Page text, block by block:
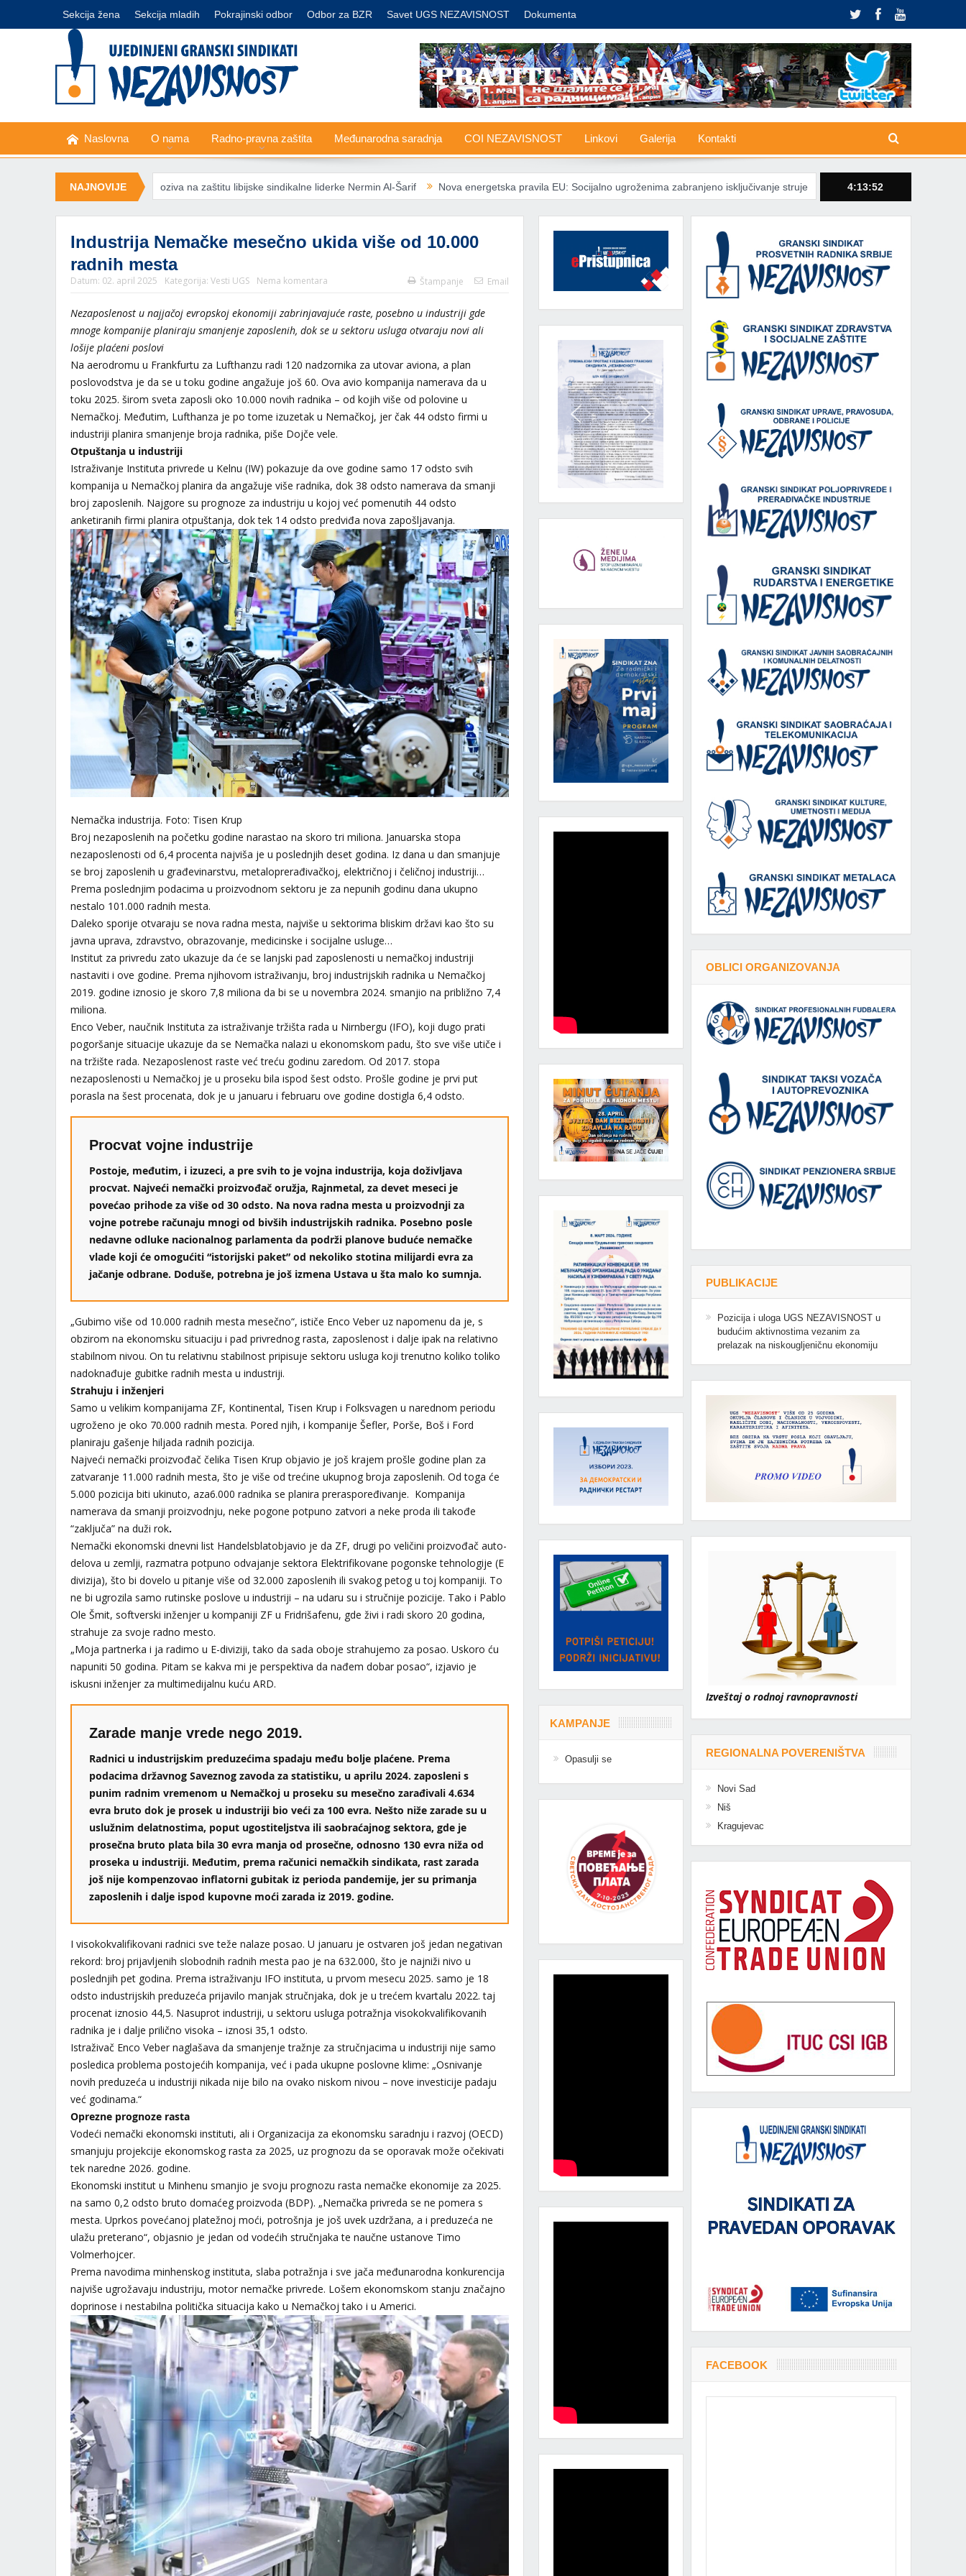
Sekcija žena Sekcija mladih Pokrajinski odbor Odbor za BZR Savet UGS NEZAVISNOST Dokumenta
Naslovna O nama Radno-pravna zaštita Međunarodna saradnja COI NEZAVISNOST Linkovi Galerija Kontakti
NAJNOVIJE
MKS poziva na zaštitu libijske sindikalne liderke Nermin Al-Šarif Nova energetska pravila EU: Socijalno ugroženima zabranjeno isključivanje struje Međunarodna solidarnost žrtvovana zarad
4:13:54
Industrija Nemačke mesečno ukida više od 10.000
radnih mesta
Datum: 02. april 2025 Kategorija: Vesti UGS Nema komentara Štampanje Email
Nezaposlenost u najjačoj evropskoj ekonomiji zabrinjavajuće raste, posebno u industriji gde
mnoge kompanije planiraju smanjenje zaposlenih, dok se u sektoru usluga otvaraju novi ali
lošije plaćeni poslovi
Na aerodromu u Frankfurtu za Lufthanzu radi 120 nadzornika za utovar aviona, a plan
poslovodstva je da se u toku godine angažuje još 60. Ova avio kompanija namerava da u
toku 2025. širom sveta zaposli oko 10.000 novih radnika – od kojih više od polovine u
Nemačkoj. Međutim, Lufthanza je po tome izuzetak u Nemačkoj, jer čak 44 odsto firmi u
industriji planira smanjenje broja radnika, piše Dojče vele.
Otpuštanja u industriji
Istraživanje Instituta privrede u Kelnu (IW) pokazuje da ove godine samo 17 odsto svih
kompanija u Nemačkoj planira da angažuje više radnika, dok 38 odsto namerava da smanji
broj zaposlenih. Najgore su prognoze za industriju u kojoj već pomenutih 44 odsto
anketiranih firmi planira otpuštanja, dok tek 14 odsto predviđa nova zapošljavanja.
Nemačka industrija. Foto: Tisen Krup
Broj nezaposlenih na početku godine narastao na skoro tri miliona. Januarska stopa
nezaposlenosti od 6,4 procenta najviša je u poslednjih deset godina. Iz dana u dan smanjuje
se broj zaposlenih u građevinarstvu, metaloprerađivačkoj, električnoj i čeličnoj industriji…
Prema poslednjim podacima u proizvodnom sektoru je za nepunih godinu dana ukupno
nestalo 101.000 radnih mesta.
Daleko sporije otvaraju se nova radna mesta, najviše u sektorima bliskim državi kao što su
javna uprava, zdravstvo, obrazovanje, medicinske i socijalne usluge…
Institut za privredu zato ukazuje da će se lanjski pad zaposlenosti u nemačkoj industriji
nastaviti i ove godine. Prema njihovom istraživanju, broj industrijskih radnika u Nemačkoj
2019. godine iznosio je skoro 7,8 miliona da bi se u novembra 2024. smanjio na približno 7,4
miliona.
Enco Veber, naučnik Instituta za istraživanje tržišta rada u Nirnbergu (IFO), koji dugo prati
pogoršanje situacije ukazuje da se Nemačka nalazi u ekonomskom padu, što sve više utiče i
na tržište rada. Nezaposlenost raste već treću godinu zaredom. Od 2017. stopa
nezaposlenosti u Nemačkoj je u proseku bila ispod šest odsto. Prošle godine je prvi put
porasla na šest procenata, dok je u januaru i februaru ove godine dostigla 6,4 odsto.
Procvat vojne industrije
Postoje, međutim, i izuzeci, a pre svih to je vojna industrija, koja doživljava
procvat. Najveći nemački proizvođač oružja, Rajnmetal, za devet meseci je
povećao prihode za više od 30 odsto. Na nova radna mesta u proizvodnji za
vojne potrebe računaju mnogi od bivših industrijskih radnika. Posebno posle
nedavne odluke nacionalnog parlamenta da podrži planove buduće nemačke
vlade koji će omogućiti “istorijski paket” od nekoliko stotina milijardi evra za
jačanje odbrane. Doduše, potrebna je još izmena Ustava u šta malo ko sumnja.
„Gubimo više od 10.000 radnih mesta mesečno“, ističe Enco Veber uz napomenu da je, s
obzirom na ekonomsku situaciju i pad privrednog rasta, zaposlenost i dalje ipak na relativno
stabilnom nivou. On tu relativnu stabilnost pripisuje sektoru usluga koji trenutno koliko toliko
nadoknađuje gubitke radnih mesta u industriji.
Strahuju i inženjeri
Samo u velikim kompanijama ZF, Kontinental, Tisen Krup i Folksvagen u narednom periodu
ugroženo je oko 70.000 radnih mesta. Pored njih, i kompanije Šefler, Porše, Boš i Ford
planiraju gašenje hiljada radnih pozicija.
Najveći nemački proizvođač čelika Tisen Krup objavio je još krajem prošle godine plan za
zatvaranje 11.000 radnih mesta, što je više od trećine ukupnog broja zaposlenih. Od toga će
5.000 pozicija biti ukinuto, aza6.000 radnika se planira preraspoređivanje. Kompanija
namerava da smanji proizvodnju, neke pogone potpuno zatvori a neke proda ili takođe
“zaključa” na duži rok.
Nemački ekonomski dnevni list Handelsblatobjavio je da ZF, drugi po veličini proizvođač auto-
delova u zemlji, razmatra potpuno odvajanje sektora Elektrifikovane pogonske tehnologije (E
divizija), što bi dovelo u pitanje više od 32.000 zaposlenih ili svakog petog u toj kompaniji. To
ne bi ugrozila samo rutinske poslove u industriji – na udaru su i stručnije pozicije. Tako i Pablo
Ole Šmit, softverski inženjer u kompaniji ZF u Fridrišafenu, gde živi i radi skoro 20 godina,
strahuje za svoje radno mesto.
„Moja partnerka i ja radimo u E-diviziji, tako da sada oboje strahujemo za posao. Uskoro ću
napuniti 50 godina. Pitam se kakva mi je perspektiva da nađem dobar posao“, izjavio je
iskusni inženjer za multimedijalnu kuću ARD.
Zarade manje vrede nego 2019.
Radnici u industrijskim preduzećima spadaju među bolje plaćene. Prema
podacima državnog Saveznog zavoda za statistiku, u aprilu 2024. zaposleni s
punim radnim vremenom u Nemačkoj u proseku su mesečno zarađivali 4.634
evra bruto dok je prosek u industriji bio veći za 100 evra. Nešto niže zarade su u
uslužnim delatnostima, poput ugostiteljstva ili saobraćajnog sektora, gde je
prosečna bruto plata bila 30 evra manja od prosečne, odnosno 130 evra niža od
proseka u industriji. Međutim, prema računici nemačkih sindikata, rast zarada
još nije kompenzovao inflatorni gubitak iz perioda pandemije, jer su primanja
zaposlenih i dalje ispod kupovne moći zarada iz 2019. godine.
I visokokvalifikovani radnici sve teže nalaze posao. U januaru je ostvaren još jedan negativan
rekord: broj prijavljenih slobodnih radnih mesta pao je na 632.000, što je najniži nivo u
poslednjih pet godina. Prema istraživanju IFO instituta, u prvom mesecu 2025. samo je 18
odsto industrijskih preduzeća prijavilo manjak stručnjaka, dok je u trećem kvartalu 2022. taj
procenat iznosio 44,5. Nasuprot industriji, u sektoru usluga potražnja visokokvalifikovanih
radnika je i dalje prilično visoka – iznosi 35,1 odsto.
Istraživač Enco Veber naglašava da smanjenje tražnje za stručnjacima u industriji nije samo
posledica problema postojećih kompanija, već i pada ukupne poslovne klime: „Osnivanje
novih preduzeća u industriji nikada nije bilo na ovako niskom nivou – nove investicije padaju
već godinama.“
Oprezne prognoze rasta
Vodeći nemački ekonomski instituti, ali i Organizacija za ekonomsku saradnju i razvoj (OECD)
smanjuju projekcije ekonomskog rasta za 2025, uz prognozu da se oporavak može očekivati
tek naredne 2026. godine.
Ekonomski institut u Minhenu smanjio je svoju prognozu rasta nemačke ekonomije za 2025.
na samo 0,2 odsto bruto domaćeg proizvoda (BDP). „Nemačka privreda se ne pomera s
mesta. Uprkos povećanoj platežnoj moći, potrošnja je još uvek uzdržana, a i preduzeća ne
ulažu preterano“, objasnio je jedan od vodećih stručnjaka te naučne ustanove Timo
Volmerhojcer.
Prema navodima minhenskog instituta, slaba potražnja i sve jača međunarodna konkurencija
najviše ugrožavaju industriju, motor nemačke privrede. Lošem ekonomskom stanju značajno
doprinose i nestabilna politička situacija kako u Nemačkoj tako i u Americi.
KAMPANJE
Opasulji se
OBLICI ORGANIZOVANJA
PUBLIKACIJE
Pozicija i uloga UGS NEZAVISNOST u
budućim aktivnostima vezanim za
prelazak na niskougljeničnu ekonomiju
Izveštaj o rodnoj ravnopravnosti
REGIONALNA POVERENIŠTVA
Novi Sad
Niš
Kragujevac
FACEBOOK